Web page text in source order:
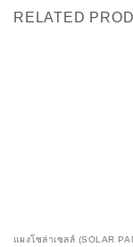
RELATED
แผงโซล่าเซลล์ (SOLAR